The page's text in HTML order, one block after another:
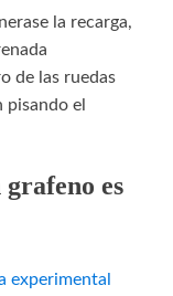
la recarga,
de las ruedas
pisando el
es
experimental